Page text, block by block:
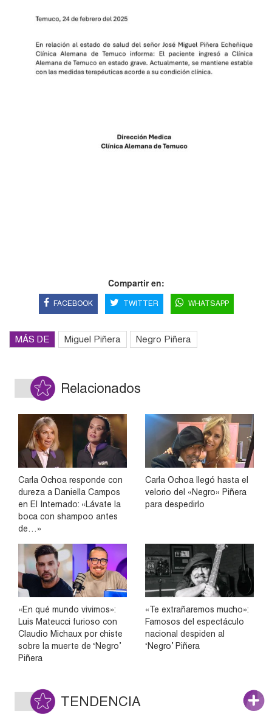
Compartir en:
FACEBOOK TWITTER WHATSAPP
MÁS DE Miguel Piñera Negro Piñera
Relacionados
Carla Ochoa responde con
dureza a Daniella Campos
en El Internado: «Lávate la
boca con shampoo antes
de…»
Carla Ochoa llegó hasta el
velorio del «Negro» Piñera
para despedirlo
«En qué mundo vivimos»:
Luis Mateucci furioso con
Claudio Michaux por chiste
sobre la muerte de ‘Negro’
Piñera
«Te extrañaremos mucho»:
Famosos del espectáculo
nacional despiden al
‘Negro’ Piñera
TENDENCIA